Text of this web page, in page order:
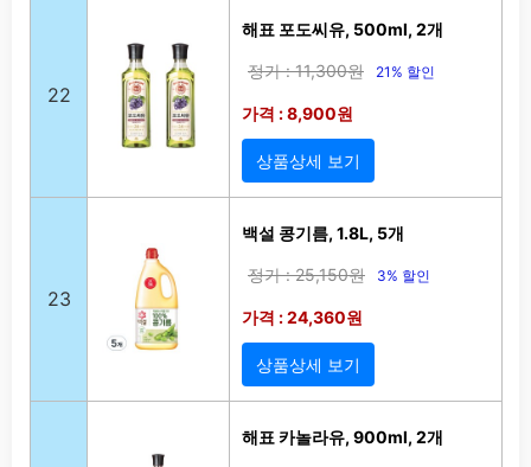
22
해표 포도씨유, 500ml, 2개
정가 : 11,300원 21% 할인
가격 : 8,900원
상품상세 보기
23
백설 콩기름, 1.8L, 5개
정가 : 25,150원 3% 할인
가격 : 24,360원
상품상세 보기
해표 카놀라유, 900ml, 2개